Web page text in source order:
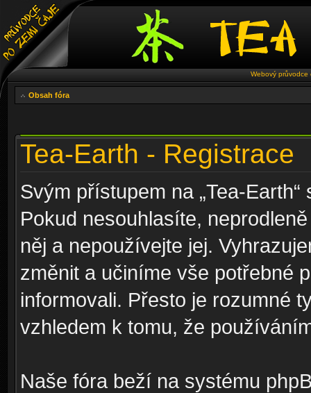
Webový průvodce
Obsah fóra
Tea-Earth - Registrace
Svým přístupem na „Tea-
Pokud nesouhlasíte,
něj a nepoužívejte jej.
změnit a učiníme vše potřebné
informovali. Přesto je rozumné
vzhledem k tomu, že
Naše fóra beží na systému